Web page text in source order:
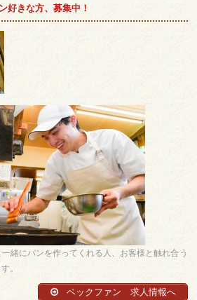
好きな方、募集中！
緒にパンを作ってくれる人、お客様と触れ合う
。
ベックファン 求人情報へ